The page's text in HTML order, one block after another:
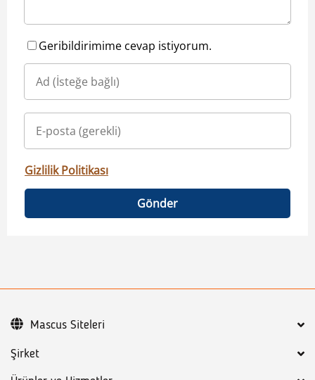
Geribildirimime cevap istiyorum.
Gizlilik Politikası
Gönder
Şirket
Mascus Siteleri